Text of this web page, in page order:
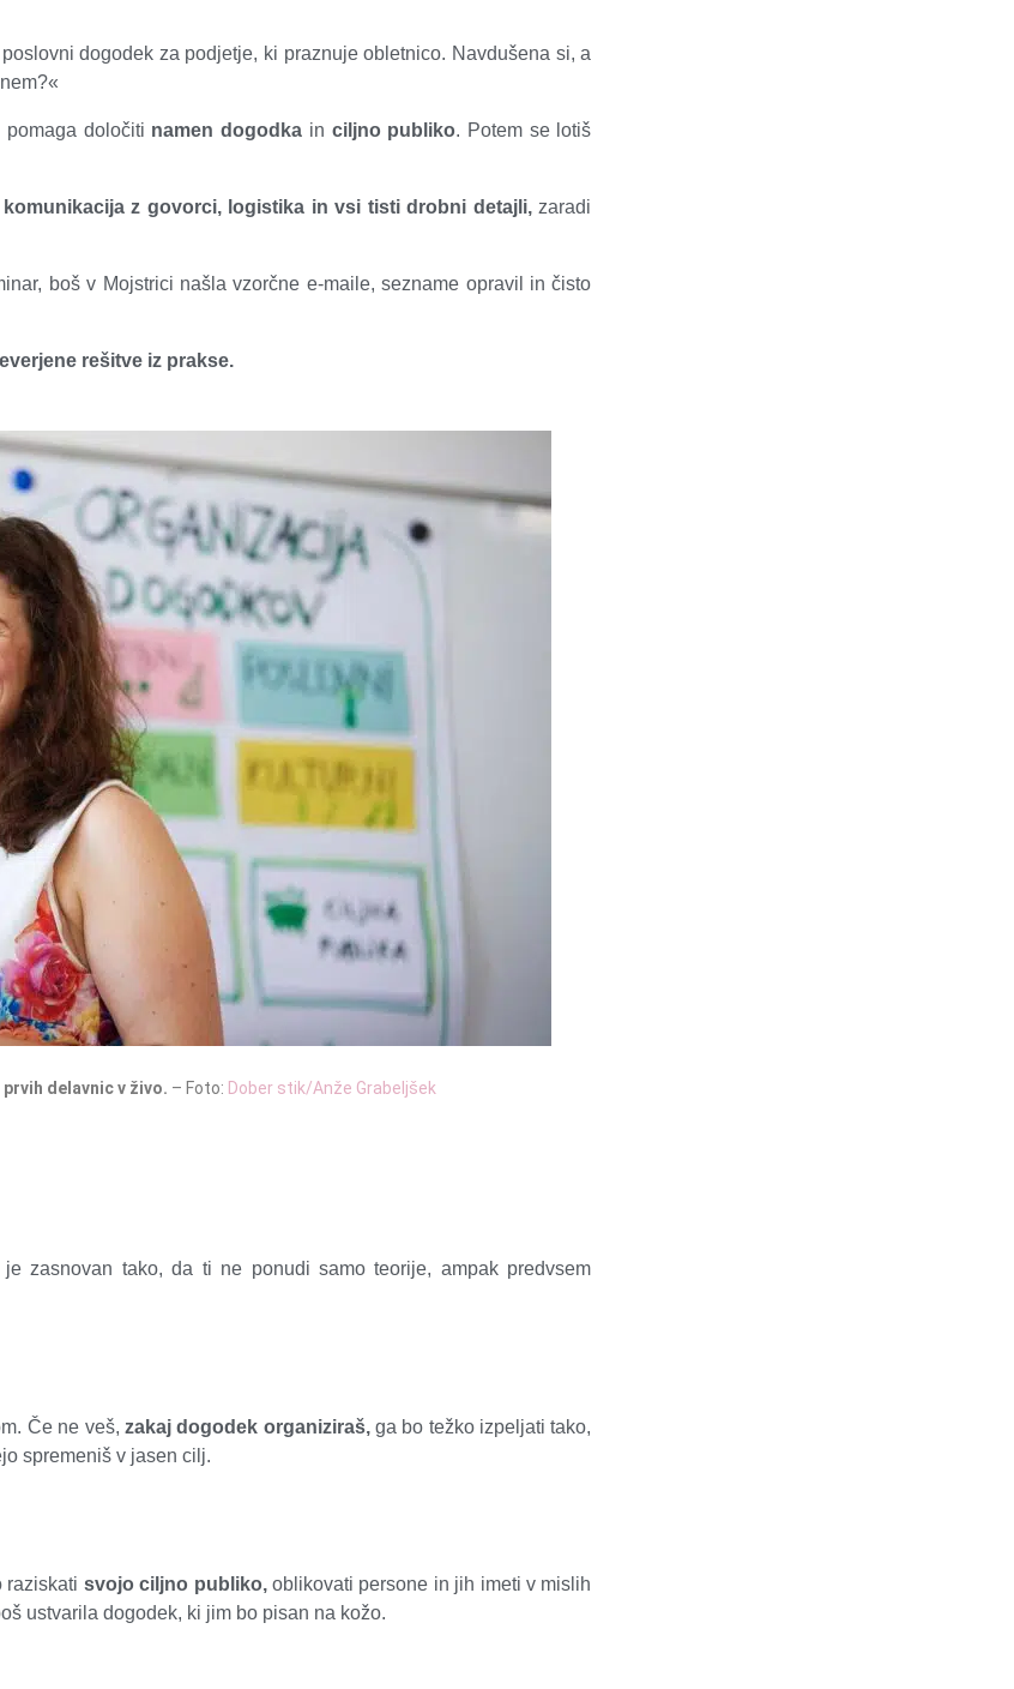
dogodek za podjetje, ki praznuje obletnico. Navdušena si, a
določiti namen dogodka in ciljno publiko. Potem se lotiš
komunikacija z govorci, logistika in vsi tisti drobni detajli,zaradi
boš v Mojstrici našla vzorčne e-maile, sezname opravil in čisto
rešitve iz prakse.
delavnic v živo. – Foto: Dober stik/Anže Grabeljšek
zasnovan tako, da ti ne ponudi samo teorije, ampak predvsem
Če ne veš, zakaj dogodek organiziraš,ga bo težko izpeljati tako,
spremeniš v jasen cilj.
raziskati svojo ciljno publiko,oblikovati persone in jih imeti v mislih
ustvarila dogodek, ki jim bo pisan na kožo.